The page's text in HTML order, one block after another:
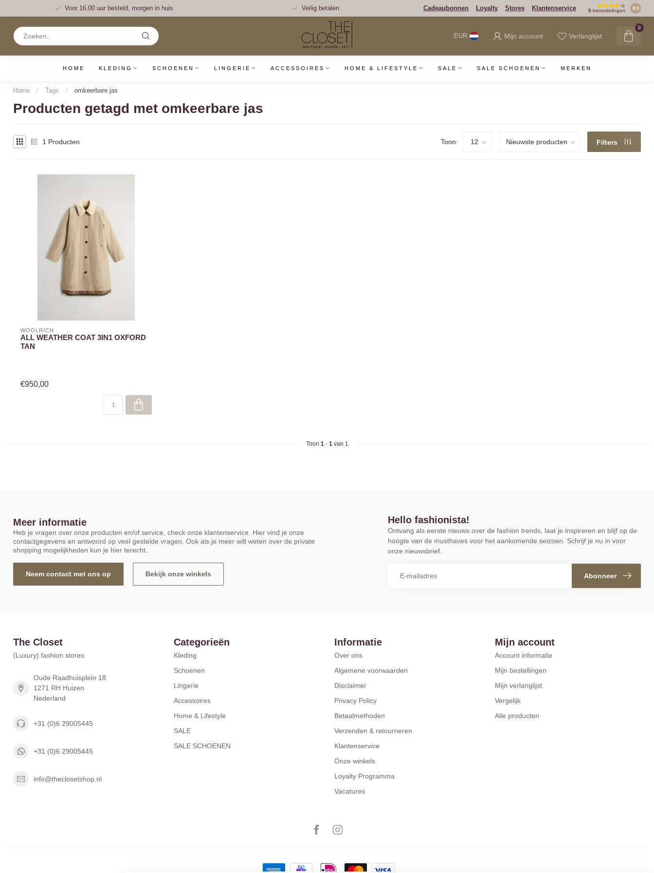
Voor 16.00 uur besteld, morgen in huis Veilig betalen Cadeaubonnen Loyalty Stores Klantenservice 5 beoordelingen 8.5
EUR Mijn account Verlanglijst
0
HOME KLEDING SCHOENEN LINGERIE ACCESSOIRES HOME & LIFESTYLE SALE SALE SCHOENEN MERKEN
Home / Tags / omkeerbare jas
Producten getagd met omkeerbare jas
1 Producten Toon: Filters
WOOLRICH
ALL WEATHER COAT 3IN1 OXFORD
TAN
€950,00
Toon 1- 1van 1
Meer informatie
Heb je vragen over onze producten en/of service, check onze klantenservice. Hier vind je onze
contactgegevens en antwoord op veel gestelde vragen. Ook als je meer wilt weten over de private
shopping mogelijkheden kun je hier terecht.
Neem contact met ons op Bekijk onze winkels
Hello fashionista!
Ontvang als eerste nieuws over de fashion trends, laat je inspireren en blijf op de
hoogte van de musthaves voor het aankomende seizoen. Schrijf je nu in voor
onze nieuwsbrief.
Abonneer
The Closet
(Luxury) fashion stores
Oude Raadhuisplein 18
1271 RH Huizen
Nederland
+31 (0)6 29005445
+31 (0)6 29005445
info@theclosetshop.nl
Categorieën
Kleding
Schoenen
Lingerie
Accessoires
Home & Lifestyle
SALE
SALE SCHOENEN
Informatie
Over ons
Algemene voorwaarden
Disclaimer
Privacy Policy
Betaalmethoden
Verzenden & retourneren
Klantenservice
Onze winkels
Loyalty Programma
Vacatures
Mijn account
Account informatie
Mijn bestellingen
Mijn verlanglijst
Vergelijk
Alle producten